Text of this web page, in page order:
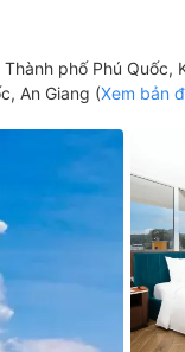
phố Phú Quốc,
An Giang (Xem bản